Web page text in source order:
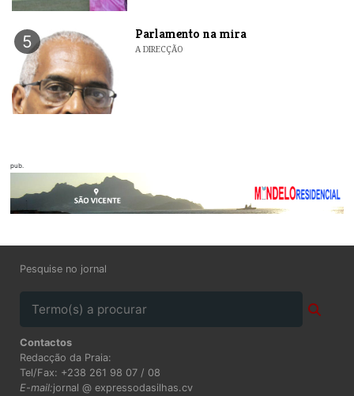
5 Parlamento na mira
A DIRECÇÃO
pub.
Pesquise no jornal
Contactos
Redacção da Praia:
Tel/Fax: +238 261 98 07 / 08
E-mail:jornal @ expressodasilhas.cv